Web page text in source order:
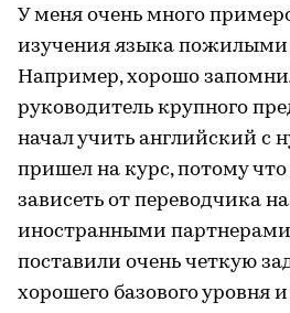
У меня очень много
изучения языка
Например, хорошо
руководитель крупного
начал учить английский с
пришел на курс, потому
зависеть от переводчика
иностранными
поставили очень четкую
хорошего базового уровня